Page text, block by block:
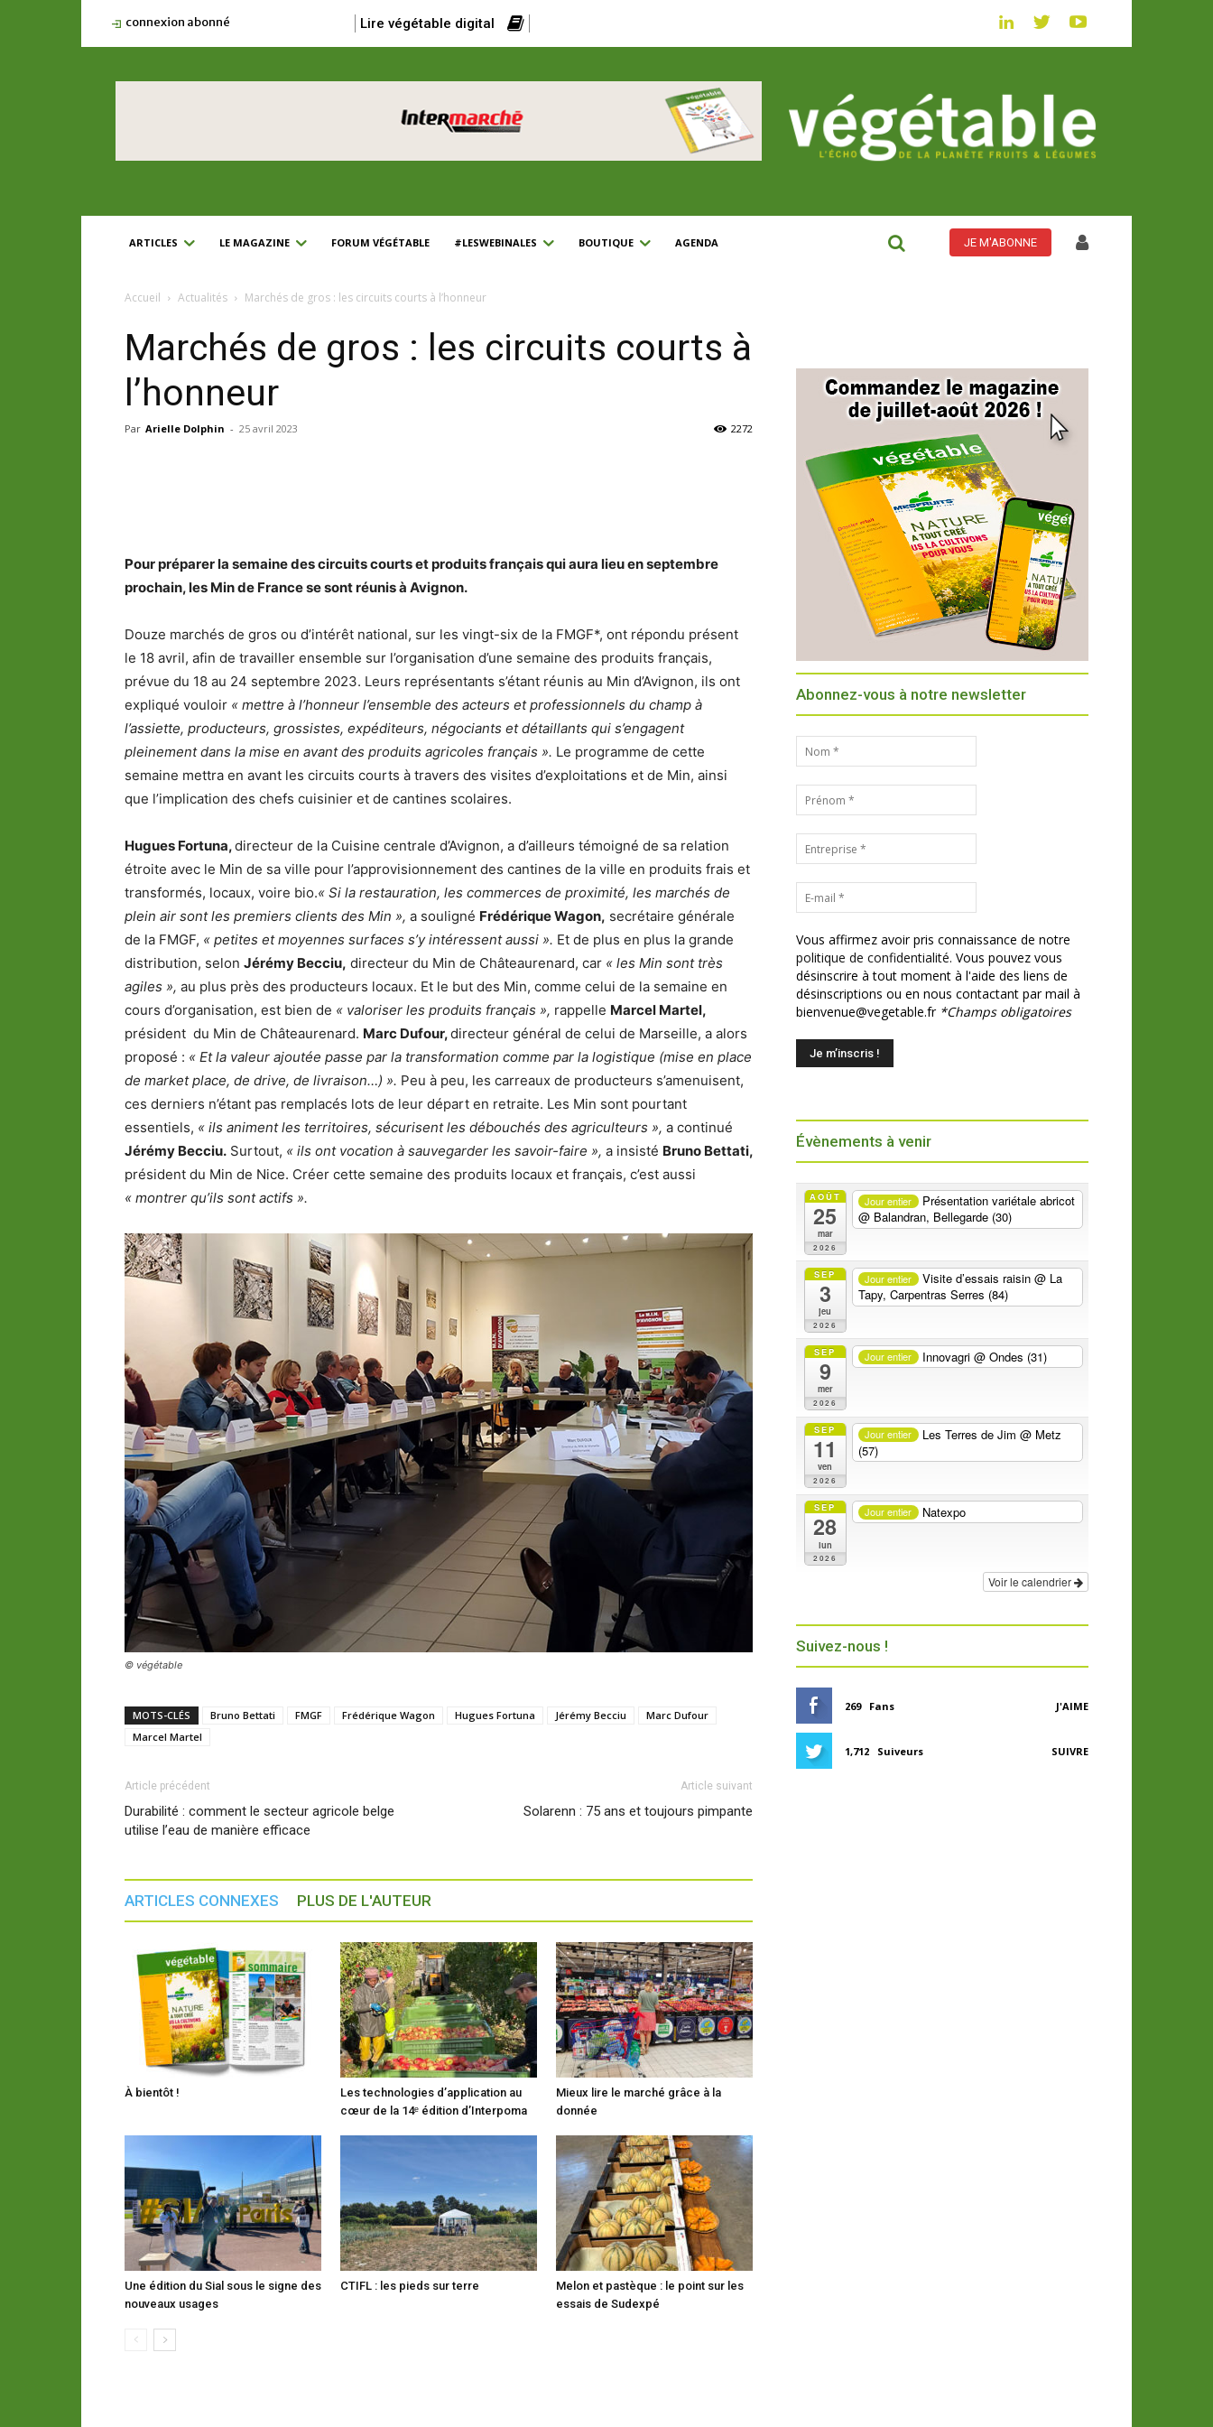
connexion abonné Lire végétable digital
ARTICLES LE MAGAZINE FORUM VÉGÉTABLE #LESWEBINALES BOUTIQUE AGENDA JE M'ABONNE
Accueil Actualités Marchés de gros : les circuits courts à l’honneur
Marchés de gros : les circuits courts à
l’honneur
Par Arielle Dolphin - 25 avril 2023 2272
Pour préparer la semaine des circuits courts et produits français qui aura lieu en septembre
prochain, les Min de France se sont réunis à Avignon.
Douze marchés de gros ou d’intérêt national, sur les vingt-six de la FMGF*, ont répondu présent
le 18 avril, afin de travailler ensemble sur l’organisation d’une semaine des produits français,
prévue du 18 au 24 septembre 2023. Leurs représentants s’étant réunis au Min d’Avignon, ils ont
expliqué vouloir « mettre à l’honneur l’ensemble des acteurs et professionnels du champ à
l’assiette, producteurs, grossistes, expéditeurs, négociants et détaillants qui s’engagent
pleinement dans la mise en avant des produits agricoles français ». Le programme de cette
semaine mettra en avant les circuits courts à travers des visites d’exploitations et de Min, ainsi
que l’implication des chefs cuisinier et de cantines scolaires.
Hugues Fortuna,directeur de la Cuisine centrale d’Avignon, a d’ailleurs témoigné de sa relation
étroite avec le Min de sa ville pour l’approvisionnement des cantines de la ville en produits frais et
transformés, locaux, voire bio.« Si la restauration, les commerces de proximité, les marchés de
plein air sont les premiers clients des Min », a souligné Frédérique Wagon, secrétaire générale
de la FMGF, « petites et moyennes surfaces s’y intéressent aussi ». Et de plus en plus la grande
distribution, selon Jérémy Becciu, directeur du Min de Châteaurenard, car « les Min sont très
agiles », au plus près des producteurs locaux. Et le but des Min, comme celui de la semaine en
cours d’organisation, est bien de « valoriser les produits français », rappelle Marcel Martel,
président du Min de Châteaurenard. Marc Dufour,directeur général de celui de Marseille, a alors
proposé : « Et la valeur ajoutée passe par la transformation comme par la logistique (mise en place
de market place, de drive, de livraison…) ». Peu à peu, les carreaux de producteurs s’amenuisent,
ces derniers n’étant pas remplacés lots de leur départ en retraite. Les Min sont pourtant
essentiels, « ils animent les territoires, sécurisent les débouchés des agriculteurs », a continué
Jérémy Becciu. Surtout, « ils ont vocation à sauvegarder les savoir-faire », a insisté Bruno Bettati,
président du Min de Nice. Créer cette semaine des produits locaux et français, c’est aussi
« montrer qu’ils sont actifs ».
© végétable
MOTS-CLÉS Bruno Bettati FMGF Frédérique Wagon Hugues Fortuna Jérémy Becciu
Marc Dufour
Marcel Martel
Article précédent
Durabilité : comment le secteur agricole belge
utilise l’eau de manière efficace
Article suivant
Solarenn : 75 ans et toujours pimpante
ARTICLES CONNEXES PLUS DE L'AUTEUR
À bientôt !
Les technologies d’application au
cœur de la 14ᵉ édition d’Interpoma
Mieux lire le marché grâce à la
donnée
Une édition du Sial sous le signe des
nouveaux usages
CTIFL : les pieds sur terre
Melon et pastèque : le point sur les
essais de Sudexpé
Abonnez-vous à notre newsletter
Vous affirmez avoir pris connaissance de notre
politique de confidentialité. Vous pouvez vous
désinscrire à tout moment à l'aide des liens de
désinscriptions ou en nous contactant par mail à
bienvenue@vegetable.fr *Champs obligatoires
Évènements à venir
AOÛT
25
mar
2026
Jour entier
Présentation variétale abricot
@ Balandran, Bellegarde (30)
SEP
3
jeu
2026
Jour entier Visite d’essais raisin@ La
Tapy, Carpentras Serres (84)
SEP
9
mer
2026
Jour entier Innovagri@ Ondes (31)
SEP
11
ven
2026
Jour entier Les Terres de Jim@ Metz
(57)
SEP
28
lun
2026
Jour entier Natexpo
Voir le calendrier
Suivez-nous !
269 Fans J'AIME
1,712 Suiveurs SUIVRE